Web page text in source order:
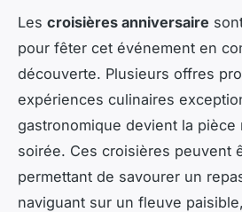
Les croisières anniversaire
pour fêter cet événement en
découverte. Plusieurs offres
expériences culinaires
gastronomique devient la pièce
soirée. Ces croisières peuvent
permettant de savourer un
naviguant sur un fleuve